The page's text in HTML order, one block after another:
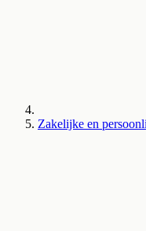
Zakelijke en